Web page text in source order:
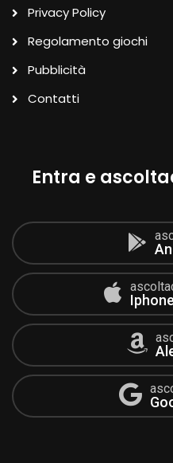
Privacy Policy
Regolamento giochi
Pubblicità
Contatti
Entra e